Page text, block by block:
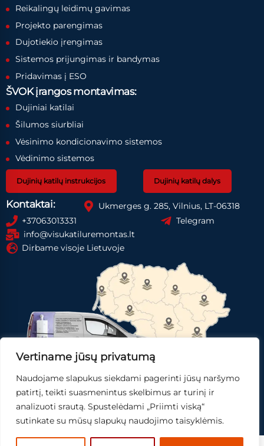
Vertiname jūsų privatumą
Naudojame slapukus siekdami pagerinti jūsų naršymo
patirtį, teikti suasmenintus skelbimus ar turinį ir
analizuoti srautą. Spustelėdami „Priimti viską“
sutinkate su mūsų slapukų naudojimo taisyklėmis.
Reikalingų leidimų gavimas
Projekto parengimas
Dujotiekio įrengimas
Sistemos prijungimas ir bandymas
Pridavimas į ESO
ŠVOK įrangos montavimas:
Dujiniai katilai
Šilumos siurbliai
Vėsinimo kondicionavimo sistemos
Vėdinimo sistemos
Dujinių katilų instrukcijos Dujinių katilų dalys
Kontaktai:
Ukmerges g. 285, Vilnius, LT-06318
+37063013331
Telegram
info@visukatiluremontas.lt
Dirbame visoje Lietuvoje
Registruotis paslaugai Gauti pasiūlymą